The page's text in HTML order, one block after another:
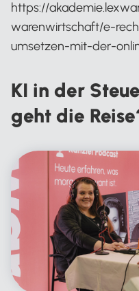
https://
warenwirtschaft/e-
umsetzen-mit-der-
KI in der
geht die